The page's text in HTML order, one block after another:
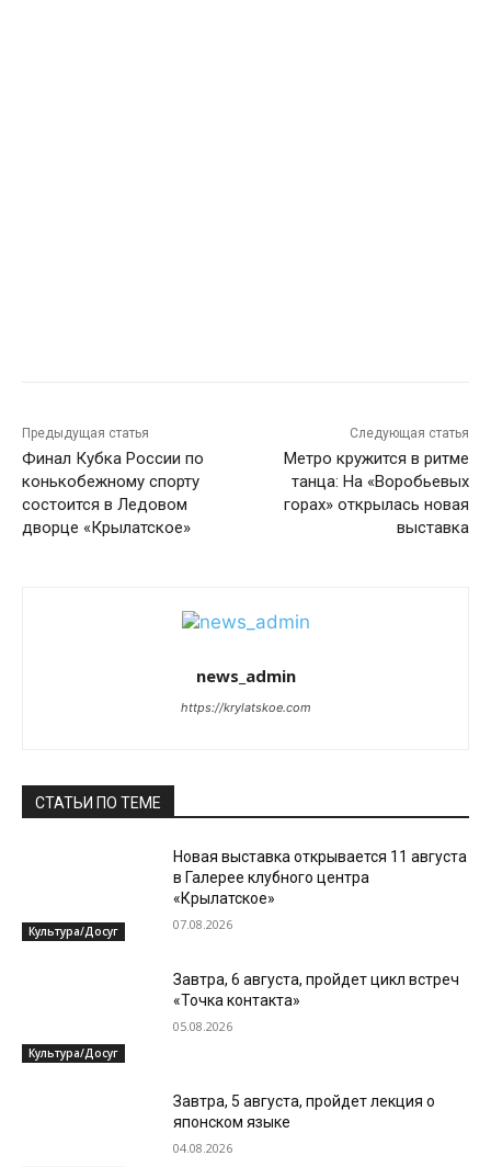
Предыдущая статья
Финал Кубка России по
конькобежному спорту
состоится в Ледовом
дворце «Крылатское»
Следующая статья
Метро кружится в ритме
танца: На «Воробьевых
горах» открылась новая
выставка
news_admin
https://krylatskoe.com
СТАТЬИ ПО ТЕМЕ
Культура/Досуг
Новая выставка открывается 11 августа
в Галерее клубного центра
«Крылатское»
07.08.2026
Культура/Досуг
Завтра, 6 августа, пройдет цикл встреч
«Точка контакта»
05.08.2026
Завтра, 5 августа, пройдет лекция о
японском языке
04.08.2026